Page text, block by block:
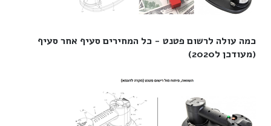
כמה עולה לרשום פטנט - כל המחירים סעיף אחר סעיף
(מעודכן ל2020)‎